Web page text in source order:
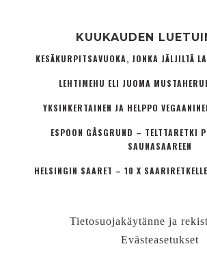
KUUKAUDEN
KESÄKURPITSAVUOKA, JONKA JÄLJILTÄ
LEHTIMEHU ELI JUOMA
YKSINKERTAINEN JA HELPPO
ESPOON GÅSGRUND – TELTTARETKI
SAUNASAAREEN
HELSINGIN SAARET – 10 X
Tietosuojakäytänne ja
Evästeasetukset